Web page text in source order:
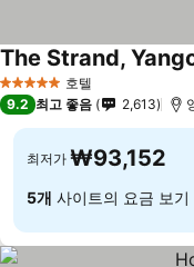
5 성급 호텔
The Strand,
9.2 최고 좋음 2,613
최저가 ₩93,152
5개 사이트의 요금 보기